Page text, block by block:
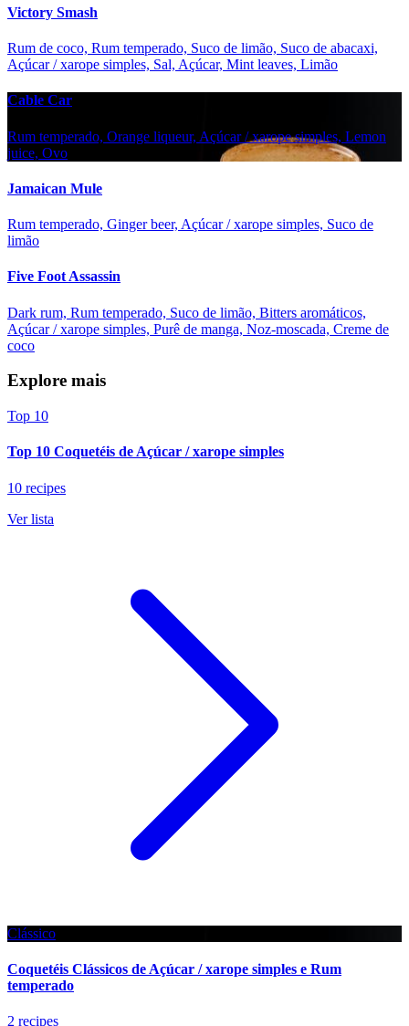
Victory Smash
Rum de coco, Rum temperado, Suco de limão, Suco de abacaxi,
Açúcar / xarope simples, Sal, Açúcar, Mint leaves, Limão
Cable Car
Rum temperado, Orange liqueur, Açúcar / xarope simples, Lemon
juice, Ovo
Jamaican Mule
Rum temperado, Ginger beer, Açúcar / xarope simples, Suco de
limão
Five Foot Assassin
Dark rum, Rum temperado, Suco de limão, Bitters aromáticos,
Açúcar / xarope simples, Purê de manga, Noz-moscada, Creme de
coco
Explore mais
Top 10
Top 10 Coquetéis de Açúcar / xarope simples
10 recipes
Ver lista
Clássico
Coquetéis Clássicos de Açúcar / xarope simples e Rum
temperado
2 recipes